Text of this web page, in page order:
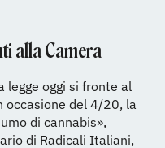
alla Camera
legge oggi si fronte al
occasione del 4/20, la
di cannabis»,
di Radicali Italiani,